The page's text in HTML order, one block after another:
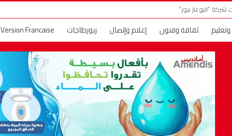
“البوغاز نيوز”
وتعليم ثقافة وفنون إعلام وإتصال ربورطاجات Version Francaise
وأماني
حديث الصورة البوغاز TV إعلانات عقارية حول العالم
خارج الحدود فسحة الصيف عالم الموضة والجمال